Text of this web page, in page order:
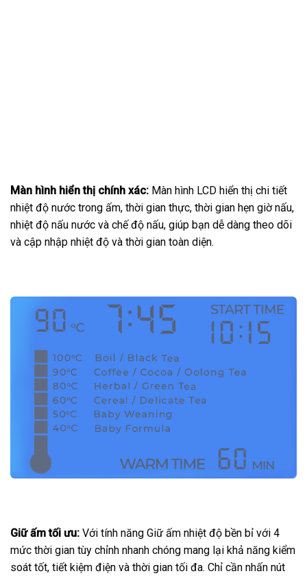
Màn hình hiển thị chính xác: Màn hình LCD hiển thị chi tiết
nhiệt độ nước trong ấm, thời gian thực, thời gian hẹn giờ nấu,
nhiệt độ nấu nước và chế độ nấu, giúp bạn dễ dàng theo dõi
và cập nhập nhiệt độ và thời gian toàn diện.
Giữ ấm tối ưu: Với tính năng Giữ ấm nhiệt độ bền bỉ với 4
mức thời gian tùy chỉnh nhanh chóng mang lại khả năng kiểm
soát tốt, tiết kiệm điện và thời gian tối đa. Chỉ cần nhấn nút